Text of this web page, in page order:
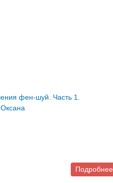
фен-шуй. Часть 1.
Подробнее